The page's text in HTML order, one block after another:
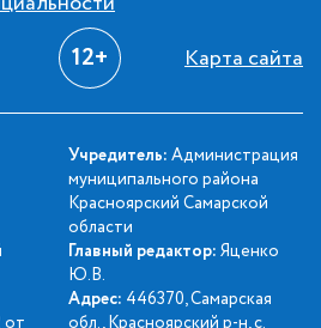
12+ Карта сайта
Учредитель: Администрация
муниципального района
Красноярский Самарской
области
Главный редактор: Яценко
Ю.В.
Адрес: 446370, Самарская
обл., Красноярский р-н, с.